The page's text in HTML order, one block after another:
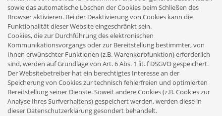
sowie das automatische Löschen der Cookies beim Schließen des
Browser aktivieren. Bei der Deaktivierung von Cookies kann die
Funktionalität dieser Website eingeschränkt sein.
Cookies, die zur Durchführung des elektronischen
Kommunikationsvorgangs oder zur Bereitstellung bestimmter, von
Ihnen erwünschter Funktionen (z.B. Warenkorbfunktion) erforderlich
sind, werden auf Grundlage von Art. 6 Abs. 1 lit. f DSGVO gespeichert.
Der Websitebetreiber hat ein berechtigtes Interesse an der
Speicherung von Cookies zur technisch fehlerfreien und optimierten
Bereitstellung seiner Dienste. Soweit andere Cookies (z.B. Cookies zur
Analyse Ihres Surfverhaltens) gespeichert werden, werden diese in
dieser Datenschutzerklärung gesondert behandelt.